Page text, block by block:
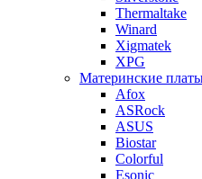
Thermaltake
Winard
Xigmatek
XPG
Материнские
Afox
ASRock
ASUS
Biostar
Colorful
Esonic